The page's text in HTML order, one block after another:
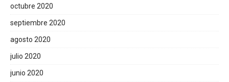
octubre 2020
septiembre 2020
agosto 2020
julio 2020
junio 2020